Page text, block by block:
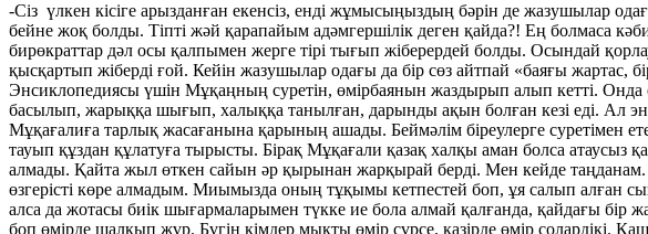
-Сіз үлкен кісіге арызданған екенсіз, енді жұмысыңыздың бәрін де жазушылар
бейне жоқ болды. Тіпті жәй қарапайым адәмгершілік деген қайда?! Ең болмаса
бирөкраттар дәл осы қалпымен жерге тірі тығып жіберердей болды. Осындай
қысқартып жіберді ғой. Кейін жазушылар одағы да бір сөз айтпай «баяғы жартас,
Энсиклопедиясы үшін Мұқаңның суретін, өмірбаянын жаздырып алып кетті.
басылып, жарыққа шығып, халыққа танылған, дарынды ақын болған кезі еді. Ал
Мұқағалиға тарлық жасағанына қарының ашады. Беймәлім біреулерге суретімен
тауып құздан құлатуға тырысты. Бірақ Мұқағали қазақ халқы аман болса
алмады. Қайта жыл өткен сайын әр қырынан жарқырай берді. Мен кейде
өзгерісті көре алмадым. Миымызда оның тұқымы кетпестей боп, ұя салып алған
алса да жотасы биік шығармаларымен түкке ие бола алмай қалғанда, қайдағы бір
боп өмірде шалқып жүр. Бүгін кімдер мықты өмір сүрсе, қазірде өмір солардікі.